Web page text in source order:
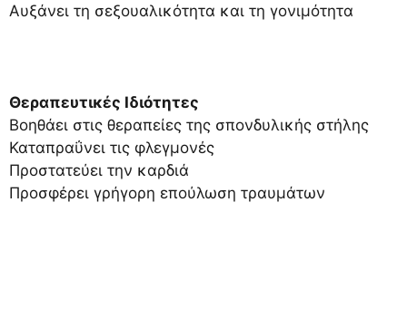
Αυξάνει τη σεξουαλικότητα και τη γονιμότητα
Θεραπευτικές Ιδιότητες
Βοηθάει στις θεραπείες της σπονδυλικής στήλης
Καταπραΰνει τις φλεγμονές
Προστατεύει την καρδιά
Προσφέρει γρήγορη επούλωση τραυμάτων